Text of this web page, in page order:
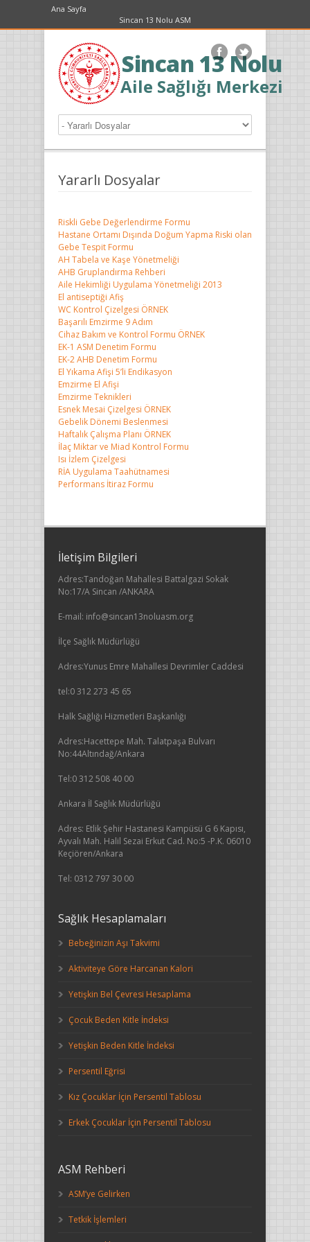
Ana Sayfa
Sincan 13 Nolu ASM
Sincan 13 Nolu
Aile Sağlığı Merkezi
Yararlı Dosyalar
Riskli Gebe Değerlendirme Formu
Hastane Ortamı Dışında Doğum Yapma Riski olan
Gebe Tespit Formu
AH Tabela ve Kaşe Yönetmeliği
AHB Gruplandırma Rehberi
Aile Hekimliği Uygulama Yönetmeliği 2013
El antiseptiği Afiş
WC Kontrol Çizelgesi ÖRNEK
Başarılı Emzirme 9 Adım
Cihaz Bakım ve Kontrol Formu ÖRNEK
EK-1 ASM Denetim Formu
EK-2 AHB Denetim Formu
El Yıkama Afişi 5’li Endikasyon
Emzirme El Afişi
Emzirme Teknikleri
Esnek Mesai Çizelgesi ÖRNEK
Gebelik Dönemi Beslenmesi
Haftalık Çalışma Planı ÖRNEK
İlaç Miktar ve Miad Kontrol Formu
Isı İzlem Çizelgesi
RİA Uygulama Taahütnamesi
Performans İtiraz Formu
İletişim Bilgileri
Adres:Tandoğan Mahallesi Battalgazi Sokak
No:17/A Sincan /ANKARA
E-mail: info@sincan13noluasm.org
İlçe Sağlık Müdürlüğü
Adres:Yunus Emre Mahallesi Devrimler Caddesi
tel:0 312 273 45 65
Halk Sağlığı Hizmetleri Başkanlığı
Adres:Hacettepe Mah. Talatpaşa Bulvarı
No:44Altındağ/Ankara
Tel:0 312 508 40 00
Ankara İl Sağlık Müdürlüğü
Adres: Etlik Şehir Hastanesi Kampüsü G 6 Kapısı,
Ayvalı Mah. Halil Sezai Erkut Cad. No:5 -P.K. 06010
Keçiören/Ankara
Tel: 0312 797 30 00
Sağlık Hesaplamaları
Bebeğinizin Aşı Takvimi
Aktiviteye Göre Harcanan Kalori
Yetişkin Bel Çevresi Hesaplama
Çocuk Beden Kitle İndeksi
Yetişkin Beden Kitle İndeksi
Persentil Eğrisi
Kız Çocuklar İçin Persentil Tablosu
Erkek Çocuklar İçin Persentil Tablosu
ASM Rehberi
ASM’ye Gelirken
Tetkik İşlemleri